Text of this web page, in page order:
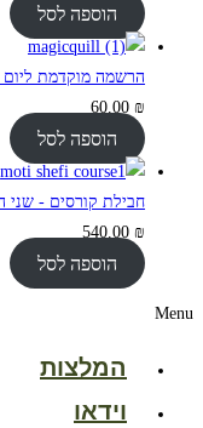
הוספה לסל
הרשמה מוקדמת ליום
₪
60.00
הוספה לסל
חבילת קורסים - שני
₪
540.00
הוספה לסל
Menu
המלצות
וידאו